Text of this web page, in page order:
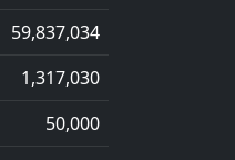
59,837,034
1,317,030
50,000